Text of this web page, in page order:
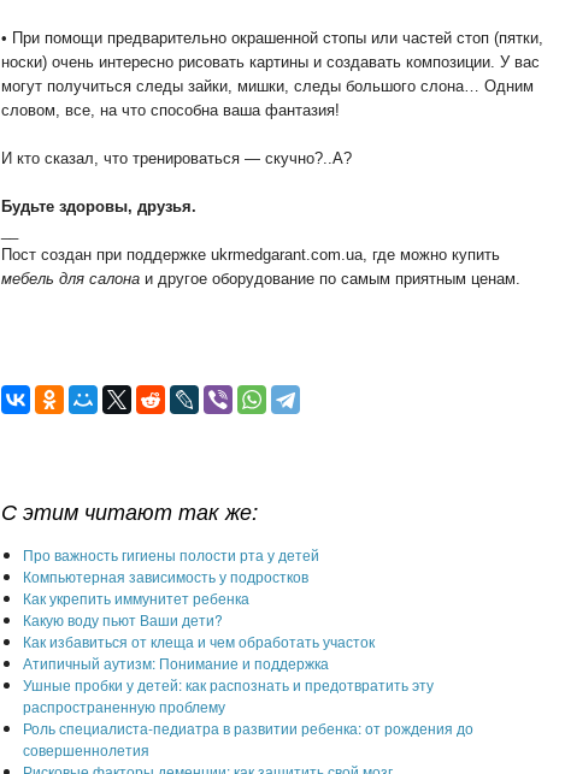
• При помощи предварительно окрашенной стопы или частей стоп (пятки,
носки) очень интересно рисовать картины и создавать композиции. У вас
могут получиться следы зайки, мишки, следы большого слона… Одним
словом, все, на что способна ваша фантазия!
И кто сказал, что тренироваться — скучно?..А?
Будьте здоровы, друзья.
Пост создан при поддержке ukrmedgarant.com.ua, где можно купить
мебель для салона и другое оборудование по самым приятным ценам.
С этим читают так же:
Про важность гигиены полости рта у детей
Компьютерная зависимость у подростков
Как укрепить иммунитет ребенка
Какую воду пьют Ваши дети?
Как избавиться от клеща и чем обработать участок
Атипичный аутизм: Понимание и поддержка
Ушные пробки у детей: как распознать и предотвратить эту
распространенную проблему
Роль специалиста-педиатра в развитии ребенка: от рождения до
совершеннолетия